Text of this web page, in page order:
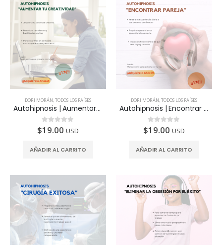
DORI MORÁN,TODOS LOS PAÍSES
Autohipnosis | Aumentar tu creatividad
0 de 5
$19.00 USD
AÑADIR AL CARRITO
DORI MORÁN,TODOS LOS PAÍSES
Autohipnosis | Encontrar pareja
0 de 5
$19.00 USD
AÑADIR AL CARRITO